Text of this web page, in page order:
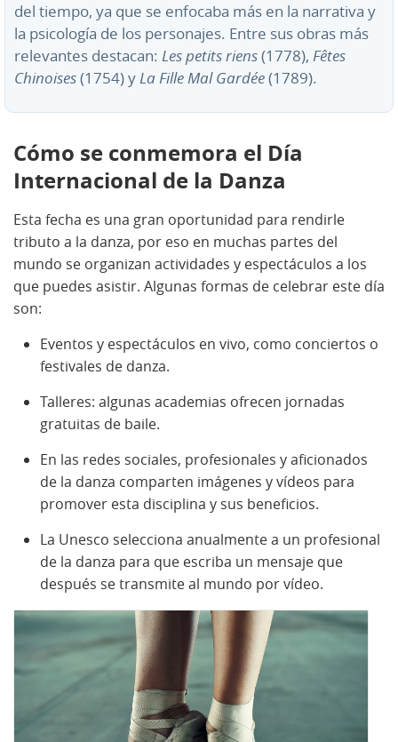
del tiempo, ya que se enfocaba más en la narrativa y
la psicología de los personajes. Entre sus obras más
relevantes destacan: Les petits riens(1778), Fêtes
Chinoises(1754) yLa Fille Mal Gardée(1789).
Cómo se conmemora el Día
Internacional de la Danza
Esta fecha es una gran oportunidad para rendirle
tributo a la danza, por eso en muchas partes del
mundo se organizan actividades y espectáculos a los
que puedes asistir. Algunas formas de celebrar este día
son:
Eventos y espectáculos en vivo, como conciertos o
festivales de danza.
Talleres: algunas academias ofrecen jornadas
gratuitas de baile.
En las redes sociales, profesionales y aficionados
de la danza comparten imágenes y vídeos para
promover esta disciplina y sus beneficios.
La Unesco selecciona anualmente a un profesional
de la danza para que escriba un mensaje que
después se transmite al mundo por vídeo.